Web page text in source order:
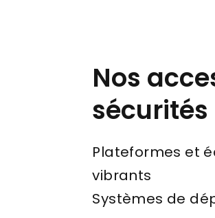
Nos
sécurités
Plateformes et
vibrants
Systèmes de